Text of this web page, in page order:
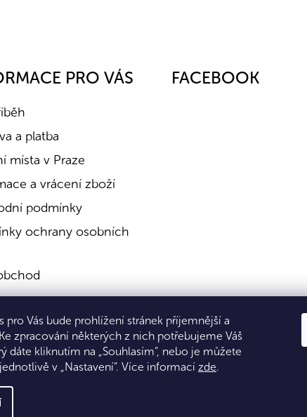
pro Vás bude prohlížení stránek příjemnější a
zpracování některých z nich potřebujeme Váš
dáte kliknutím na „Souhlasím“, nebo je můžete
v „Nastavení“. Více informací zde.
PRO VÁS
a platba
místa v Praze
a vrácení zboží
podmínky
ochrany osobních
FACEBOOK
práva vyhrazena.